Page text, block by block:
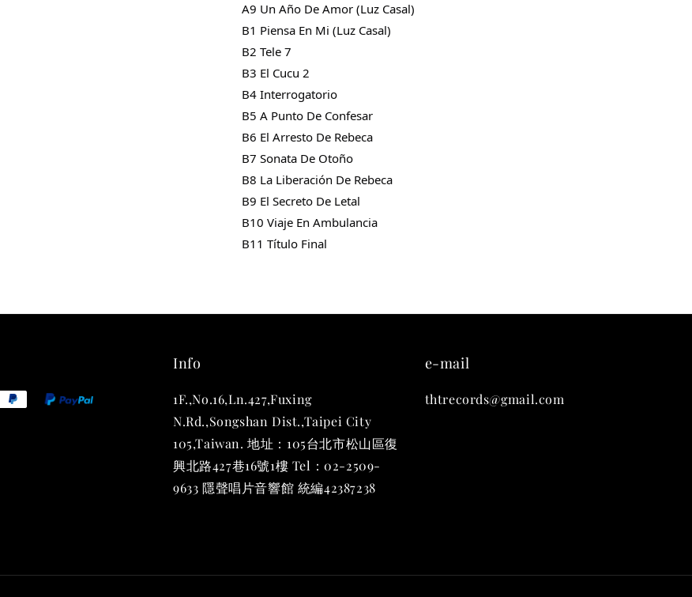
THT 九週年 唱片墊
NT$ 480
NT$ 580
加入購物車
A9 Un Año De Amor (Luz Casal)
B1 Piensa En Mi (Luz Casal)
B2 Tele 7
B3 El Cucu 2
B4 Interrogatorio
B5 A Punto De Confesar
B6 El Arresto De Rebeca
B7 Sonata De Otoño
B8 La Liberación De Rebeca
B9 El Secreto De Letal
B10 Viaje En Ambulancia
B11 Título Final
Info
1F.,No.16,Ln.427,Fuxing
N.Rd.,Songshan Dist.,Taipei City
105,Taiwan. 地址：105台北市松山區復
興北路427巷16號1樓 Tel：02-2509-
9633 隱聲唱片音響館 統編42387238
e-mail
thtrecords@gmail.com